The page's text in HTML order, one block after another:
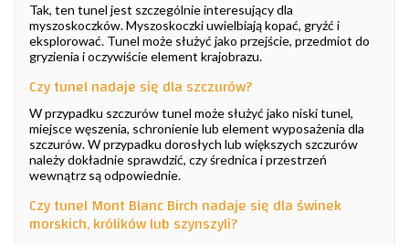
Tak, ten tunel jest szczególnie interesujący dla
myszoskoczków. Myszoskoczki uwielbiają kopać, gryźć i
eksplorować. Tunel może służyć jako przejście, przedmiot do
gryzienia i oczywiście element krajobrazu.
Czy tunel nadaje się dla szczurów?
W przypadku szczurów tunel może służyć jako niski tunel,
miejsce węszenia, schronienie lub element wyposażenia dla
szczurów. W przypadku dorosłych lub większych szczurów
należy dokładnie sprawdzić, czy średnica i przestrzeń
wewnątrz są odpowiednie.
Czy tunel Mont Blanc Birch nadaje się dla świnek
morskich, królików lub szynszyli?